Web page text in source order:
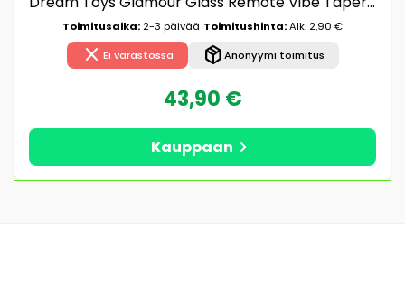
Toimitusaika: 2-3 päivää Toimitushinta:Alk. 2,90 €
close Ei varastossa package_2Anonyymi toimitus
43,90 €
Kauppaan chevron_right